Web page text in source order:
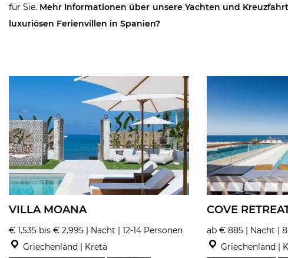
für Sie. Mehr Informationen über unsere Yachten und
luxuriösen Ferienvillen in Spanien?
VILLA MOANA
€ 1.535 bis € 2.995 | Nacht | 12-14 Personen
Griechenland | Kreta
COVE
ab € 885 | Nacht |
Griechenland |